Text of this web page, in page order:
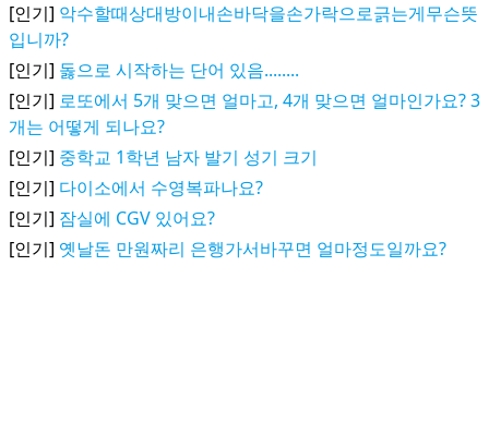
[인기] 악수할때상대방이내손바닥을손가락으로긁는게무슨뜻
입니까?
[인기] 돓으로 시작하는 단어 있음........
[인기] 로또에서 5개 맞으면 얼마고, 4개 맞으면 얼마인가요? 3
개는 어떻게 되나요?
[인기] 중학교 1학년 남자 발기 성기 크기
[인기] 다이소에서 수영복파나요?
[인기] 잠실에 CGV 있어요?
[인기] 옛날돈 만원짜리 은행가서바꾸면 얼마정도일까요?